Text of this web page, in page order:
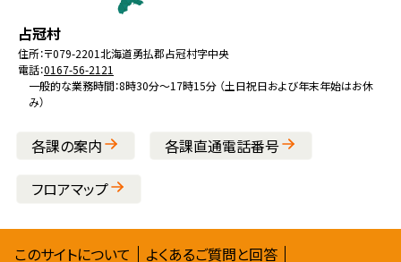
北
海
道
占冠村役
場
住所：〒079-2201北海道勇払郡占冠村字中央
電話：0167-56-2121
一般的な業務時間：8時30分～17時15分 （土日祝日および年末年始はお休
み）
各課の案内 各課直通電話番号
フロアマップ
このサイトについて よくあるご質問と回答